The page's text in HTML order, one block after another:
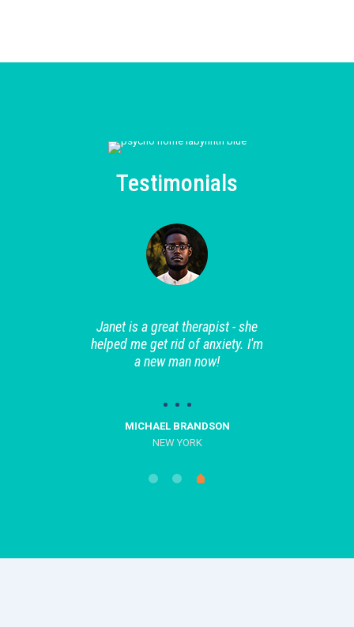
Testimonials
Janet is a great therapist - she
helped me get rid of anxiety. I'm
a new man now!
MICHAEL BRANDSON
NEW YORK